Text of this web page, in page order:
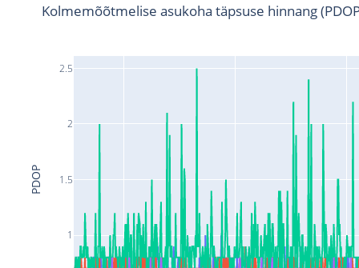
1
1.5
2
2.5
Kolmemõõtmelise asukoha täpsuse hinnang
PDOP